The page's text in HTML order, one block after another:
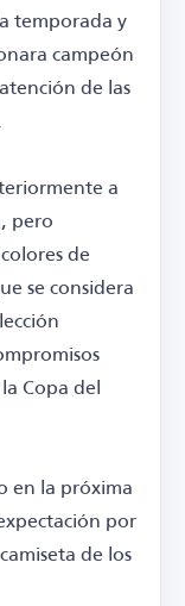
temporada y
campeón
de las
a
pero
de
se considera
Copa del
en la próxima
por
de los